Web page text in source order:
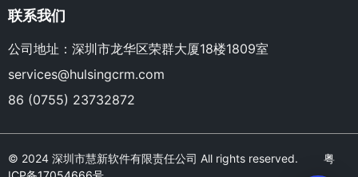
联系我们
公司地址：深圳市龙华区荣群大厦18楼1809室
services@hulsingcrm.com
86 (0755) 23732872
© 2024 深圳市慧新软件有限责任公司 All rights reserved. 粤